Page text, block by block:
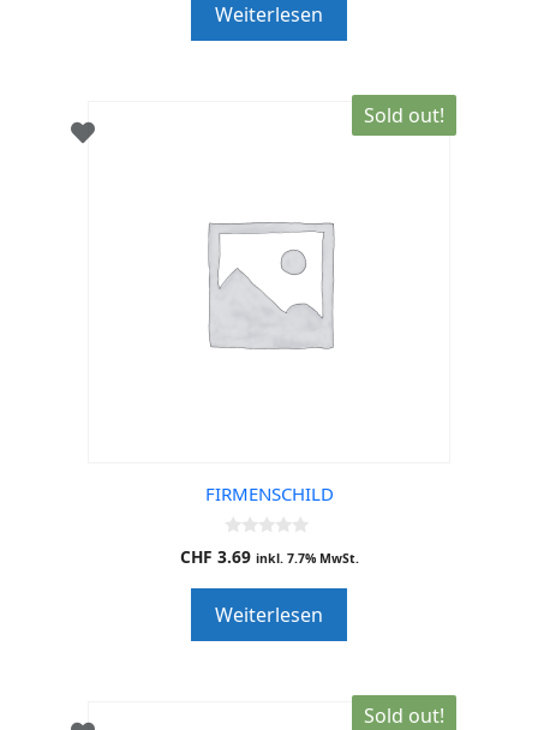
o
f
5
Weiterlesen
Sold out!
FIRMENSCHILD
0
o
o
f
5
CHF 3.69 inkl. 7.7% MwSt.
Weiterlesen
Sold out!